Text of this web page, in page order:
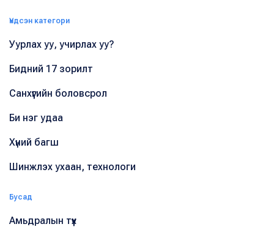
Үндсэн категори
Уурлах уу, учирлах уу?
Бидний 17 зорилт
Санхүүгийн боловсрол
Би нэг удаа
Хүний багш
Шинжлэх ухаан, технологи
Бусад
Амьдралын түүх